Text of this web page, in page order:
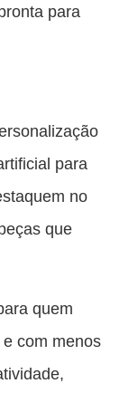
para
para
no
que
quem
com menos